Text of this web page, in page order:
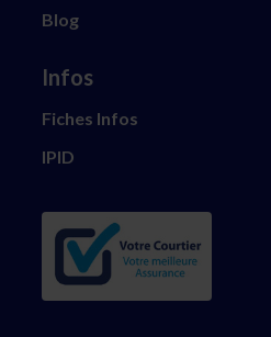
Blog
Infos
Fiches Infos
IPID